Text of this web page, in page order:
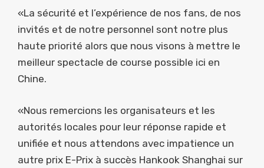
«La sécurité et l’expérience de nos fans, de nos
invités et de notre personnel sont notre plus
haute priorité alors que nous visons à mettre le
meilleur spectacle de course possible ici en
Chine.
«Nous remercions les organisateurs et les
autorités locales pour leur réponse rapide et
unifiée et nous attendons avec impatience un
autre prix E-Prix à succès Hankook Shanghai sur